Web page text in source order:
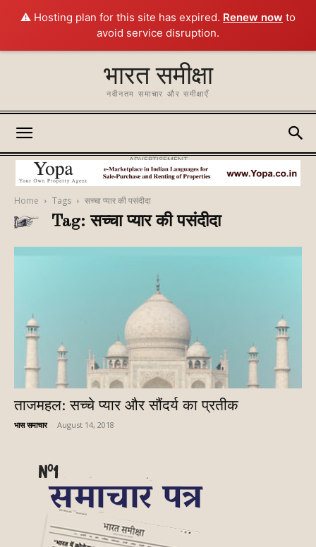
⚠️ Hosting plan for this site has expired. Renew now to
avoid service disruption.
भारत समीक्षा
नवीनतम समाचार और समीक्षाएँ
ADVERTISEMENT
Home Tags सच्चा प्यार की पसंदीदा
Tag: सच्चा प्यार की पसंदीदा
ताजमहल: सच्चे प्यार और सौंदर्य का प्रतीक
भास समाचार August 14, 2018